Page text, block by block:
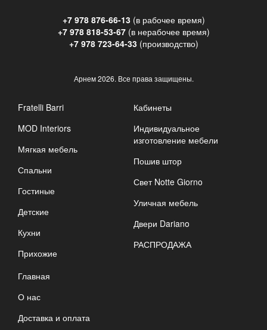
+7 978 876-66-13(в рабочее время)
+7 978 818-53-67(в нерабочее время)
+7 978 723-64-33(производство)
Арнем2026. Все права защищены.
Fratelli Barri
MOD Interiors
Мягкая мебель
Спальни
Гостиные
Детские
Кухни
Прихожие
Кабинеты
Индивидуальное
изготовление мебели
Пошив штор
Свет Notte Giorno
Уличная мебель
Двери Dariano
РАСПРОДАЖА
Главная
О нас
Доставка и оплата